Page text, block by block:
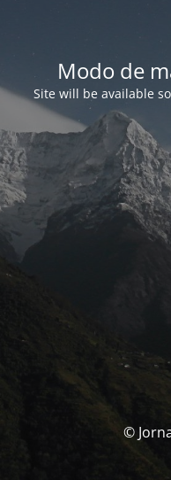
Modo de
Site will be available
©